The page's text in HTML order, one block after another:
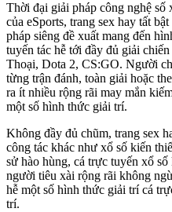
Thời đại giải pháp công nghệ số
của eSports, trang sex hay tất
pháp siêng đề xuất mang đến
tuyến tác hễ tới đầy đủ giải
Thoại, Dota 2, CS:GO. Người
từng trận đánh, toàn giải hoặc
ra ít nhiều rộng rãi may mắn
một số hình thức giải trí.
Không đầy đủ chũm, trang sex
công tác khác như xổ số kiến
sử hào hùng, cá trực tuyến xổ
người tiêu xài rộng rãi không
hễ một số hình thức giải trí cá
trí.